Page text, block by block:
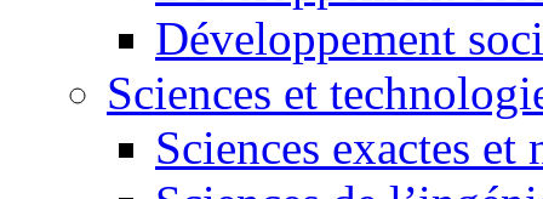
Développement
Sciences et
Sciences exactes et